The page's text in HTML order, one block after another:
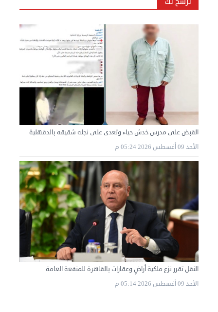
القبض على مدرس خدش حياء وتعدى على نجله شقيقه بالدقهلية
الأحد 09 أغسطس 2026 05:24 م
النقل تقرر نزع ملكية أراضٍ وعقارات بالقاهرة للمنفعة العامة
الأحد 09 أغسطس 2026 05:14 م